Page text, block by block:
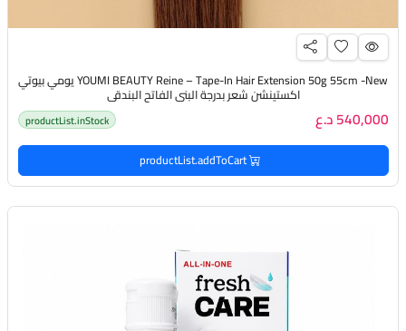
YOUMI BEAUTY Reine – Tape-In Hair Extension 50g 55cm -New يومي بيوتي
اكستينشن شعر بدرجة البني الفاتح البندقي
540,000 د.ع productList.inStock
productList.addToCart